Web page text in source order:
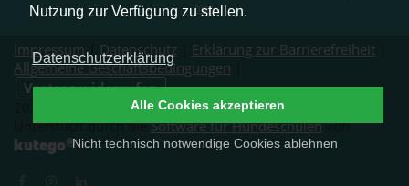
Nutzung zur Verfügung zu stellen.
Datenschutzerklärung
Nicht technisch notwendige Cookies ablehnen
Alle Cookies akzeptieren
hier.
Impressum| Datenschutz Erklärung zur Barrierefreiheit
Allgemeine Geschäftsbedingungen
Vertrag widerrufen
2026 © Pfotenliebe Stuttgart. Alle Rechte vorbehalten.
Unterstützt durch dieSoftware für Hundeschulenvon
kutego®.